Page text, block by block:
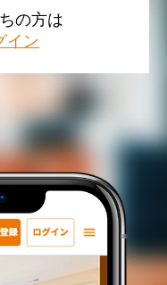
の方は
イン